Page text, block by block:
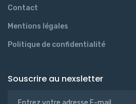
Contact
Mentions légales
Politique de confidentialité
Souscrire au nexsletter